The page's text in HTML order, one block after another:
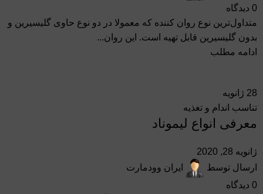
0 دیدگاه
متداول‌ترین نوع روان کننده که معمولا در دو نوع حاوی گلیسیرین و
بدون گلیسیرین قابل تهیه است. این روان...
ادامه مطلب
28 ژانویه
تناسب اندام و تغذیه
معرفی انواع لیموناد
ژانویه 28, 2020
ارسال توسط
ایران وودمارت
0 دیدگاه